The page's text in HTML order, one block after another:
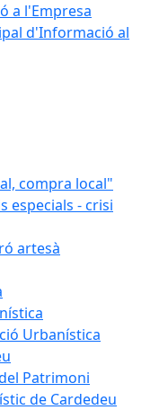
a l'Empresa
d'Informació al
compra local"
especials - crisi
artesà
Urbanística
Patrimoni
de Cardedeu